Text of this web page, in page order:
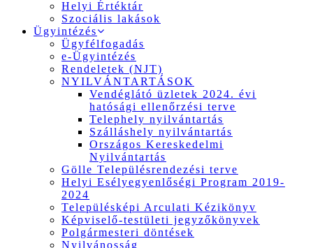
Helyi Értéktár
Szociális lakások
Ügyintézés
Ügyfélfogadás
e-Ügyintézés
Rendeletek (NJT)
NYILVÁNTARTÁSOK
Vendéglátó üzletek 2024. évi
hatósági ellenőrzési terve
Telephely nyilvántartás
Szálláshely nyilvántartás
Országos Kereskedelmi
Nyilvántartás
Gölle Településrendezési terve
Helyi Esélyegyenlőségi Program 2019-
2024
Településképi Arculati Kézikönyv
Képviselő-testületi jegyzőkönyvek
Polgármesteri döntések
Nyilvánosság